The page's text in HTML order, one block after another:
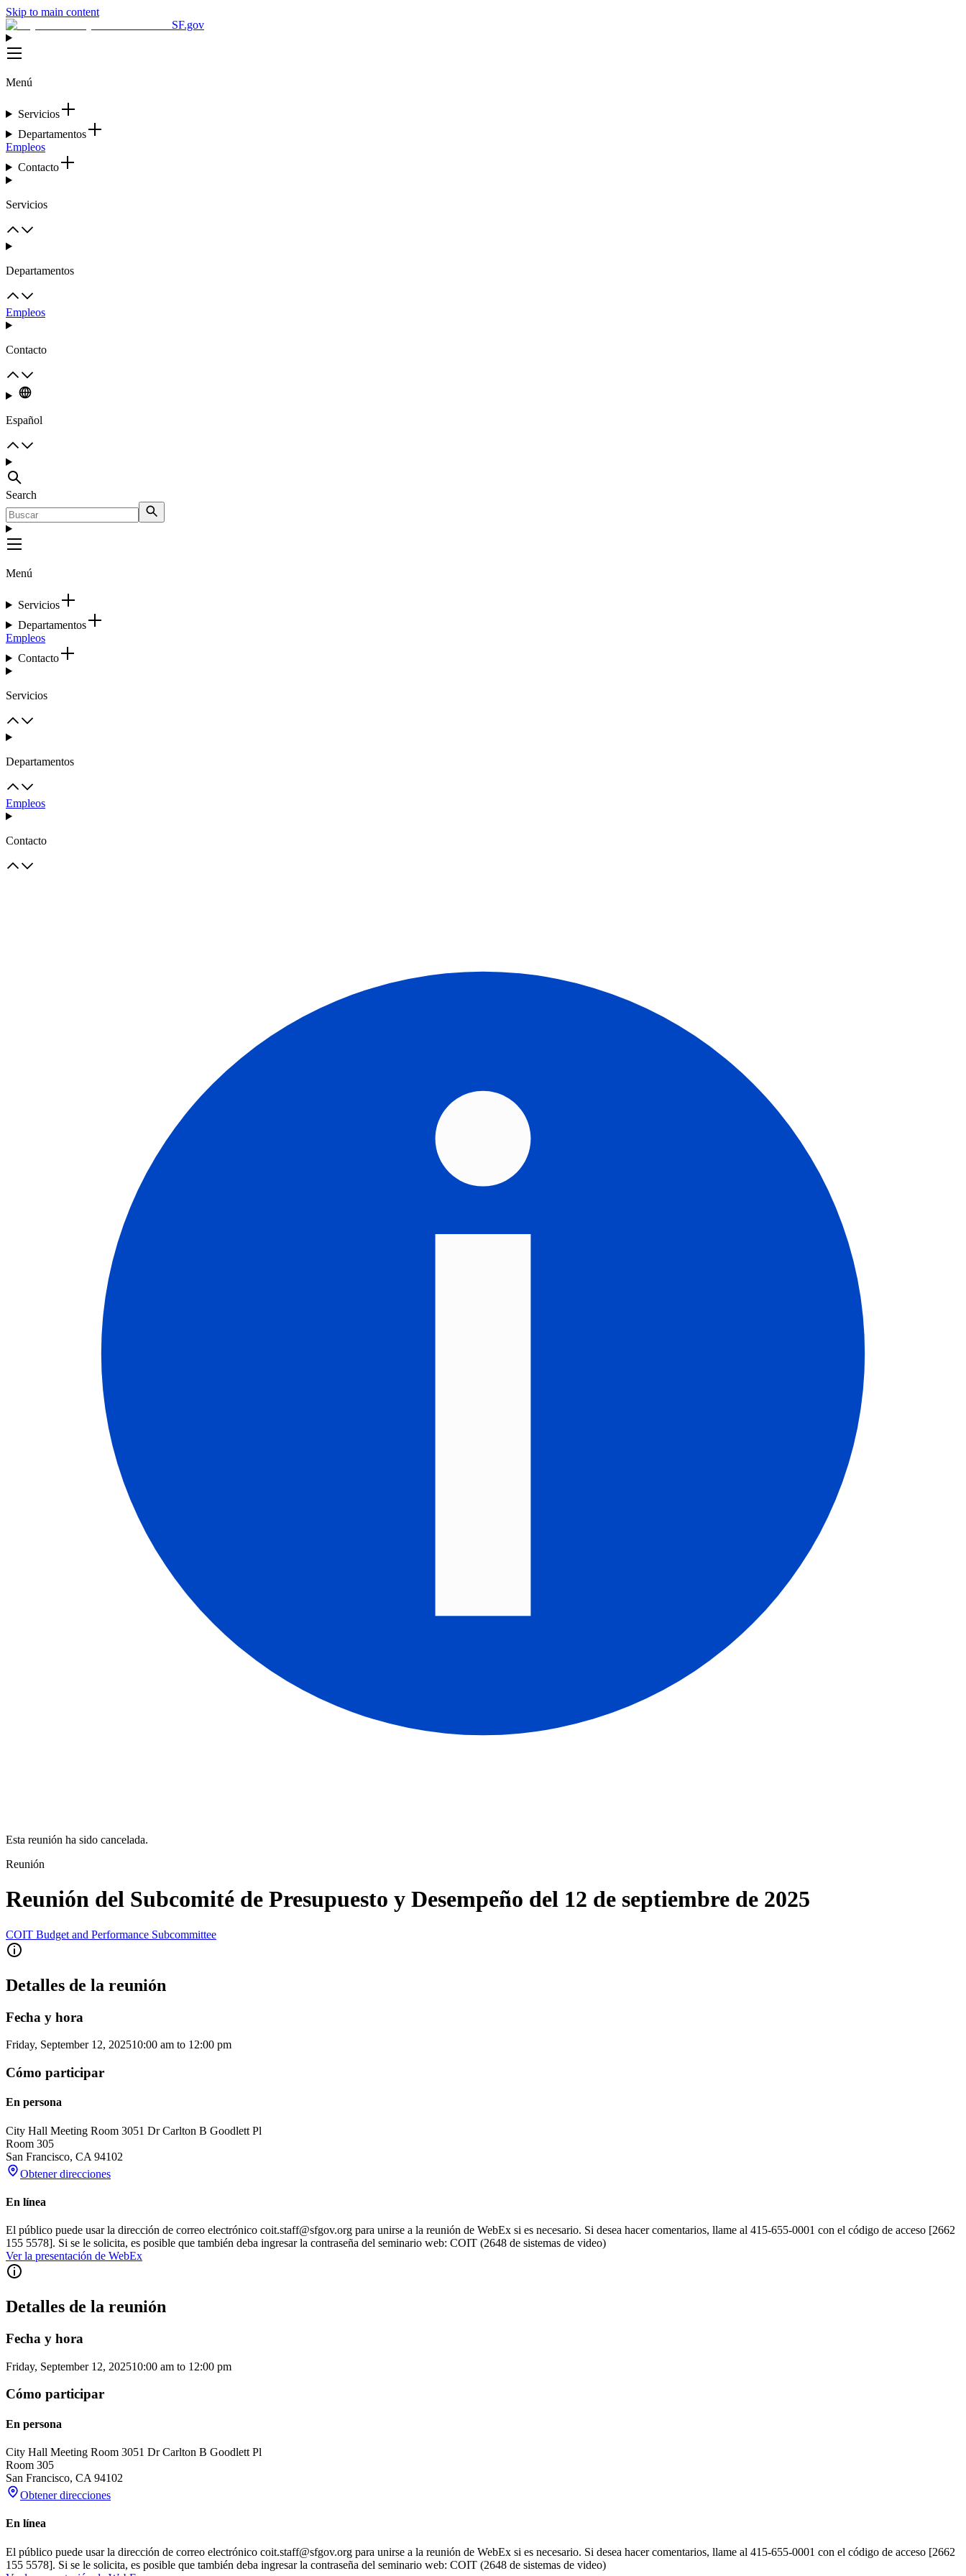
Skip to main content
SF.gov
Menú
Servicios
Departamentos
Empleos
Contacto
Servicios
Departamentos
Empleos
Contacto
Español
Search
Menú
Servicios
Departamentos
Empleos
Contacto
Servicios
Departamentos
Empleos
Contacto
Esta reunión ha sido cancelada.
Reunión
Reunión del Subcomité de Presupuesto y Desempeño del 12 de septiembre de 2025
COIT Budget and Performance Subcommittee
Detalles de la reunión
Fecha y hora
Friday, September 12, 202510:00 am to 12:00 pm
Cómo participar
En persona
City Hall Meeting Room 3051 Dr Carlton B Goodlett Pl
Room 305
San Francisco, CA 94102
Obtener direcciones
En línea
El público puede usar la dirección de correo electrónico coit.staff@sfgov.org para unirse a la reunión de WebEx si es necesario. Si desea hacer comentarios, llame al 415-655-0001 con el código de acceso [2662
155 5578]. Si se le solicita, es posible que también deba ingresar la contraseña del seminario web: COIT (2648 de sistemas de video)
Ver la presentación de WebEx
Detalles de la reunión
Fecha y hora
Friday, September 12, 202510:00 am to 12:00 pm
Cómo participar
En persona
City Hall Meeting Room 3051 Dr Carlton B Goodlett Pl
Room 305
San Francisco, CA 94102
Obtener direcciones
En línea
El público puede usar la dirección de correo electrónico coit.staff@sfgov.org para unirse a la reunión de WebEx si es necesario. Si desea hacer comentarios, llame al 415-655-0001 con el código de acceso [2662
155 5578]. Si se le solicita, es posible que también deba ingresar la contraseña del seminario web: COIT (2648 de sistemas de video)